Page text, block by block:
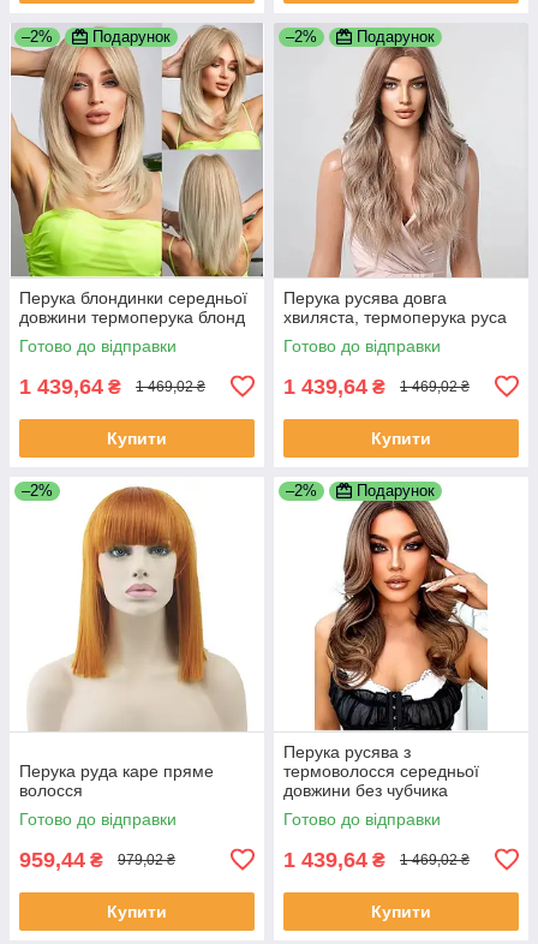
–2% Подарунок
Перука блондинки середньої
довжини термоперука блонд
Готово до відправки
1 439,64 ₴ 1 469,02 ₴
Купити
–2% Подарунок
Перука русява довга
хвиляста, термоперука руса
Готово до відправки
1 439,64 ₴ 1 469,02 ₴
Купити
–2%
Перука руда каре пряме
волосся
Готово до відправки
959,44 ₴ 979,02 ₴
Купити
–2% Подарунок
Перука русява з
термоволосся середньої
довжини без чубчика
коричнева (LC2164)
Готово до відправки
1 439,64 ₴ 1 469,02 ₴
Купити